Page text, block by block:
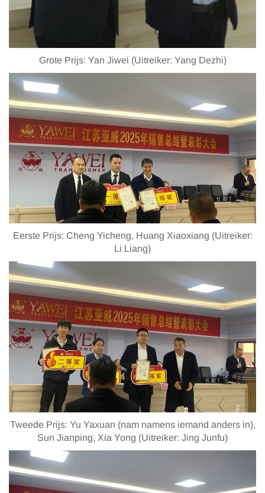
Grote Prijs: Yan Jiwei (Uitreiker: Yang Dezhi)
Eerste Prijs: Cheng Yicheng, Huang Xiaoxiang (Uitreiker:
Li Liang)
Tweede Prijs: Yu Yaxuan (nam namens iemand anders in),
Sun Jianping, Xia Yong (Uitreiker: Jing Junfu)